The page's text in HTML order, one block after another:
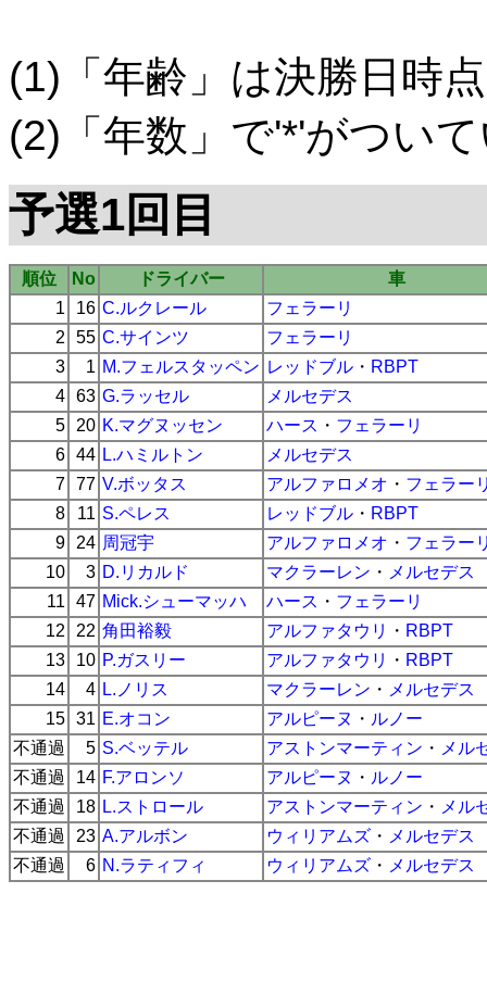
(1)「年齢」は決勝日時点
(2)「年数」で'*'がつい
予選1回目
順位 No ドライバー
車
1
16 C.ルクレール
フェラーリ
2
55 C.サインツ
フェラーリ
3
1 M.フェルスタッペン レッドブル ・ RBPT
4 63 G.ラッセル
メルセデス
5
20 K.マグヌッセン ハース ・ フェラーリ
6 44 L.ハミルトン
メルセデス
7 77 V.ボッタス アルファロメオ ・ フェラー
8
11 S.ペレス レッドブル ・ RBPT
9
24 周冠宇 アルファロメオ ・ フェラー
10
3 D.リカルド マクラーレン ・ メルセデス
11
47 Mick.シューマッハ ハース ・ フェラーリ
12
22 角田裕毅 アルファタウリ ・ RBPT
13
10 P.ガスリー アルファタウリ ・ RBPT
14
4 L.ノリス マクラーレン ・ メルセデス
15 31 E.オコン アルピーヌ ・ ルノー
不通過
5 S.ベッテル アストンマーティン ・ メル
不通過
14 F.アロンソ アルピーヌ ・ ルノー
不通過
18 L.ストロール アストンマーティン ・ メル
不通過
23 A.アルボン ウィリアムズ ・ メルセデス
不通過
6 N.ラティフィ ウィリアムズ ・ メルセデス